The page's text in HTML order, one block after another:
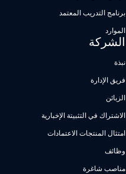
برنامج التدريب المعتمد
الموارد
الشركة
نبذة
فريق الإدارة
الزبائن
الاشتراك في التثبيتة الإخبارية
امتثال المنتجات الاعتمادات
وظائف
مناصب شاغرة